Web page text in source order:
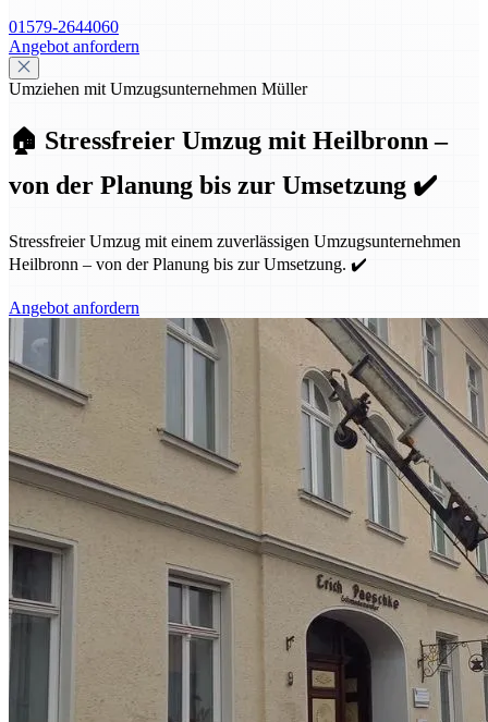
01579-2644060
Angebot anfordern
Umziehen mit Umzugsunternehmen Müller
🏠 Stressfreier Umzug mit Heilbronn –
von der Planung bis zur Umsetzung ✔️
Stressfreier Umzug mit einem zuverlässigen Umzugsunternehmen
Heilbronn – von der Planung bis zur Umsetzung. ✔️
Angebot anfordern